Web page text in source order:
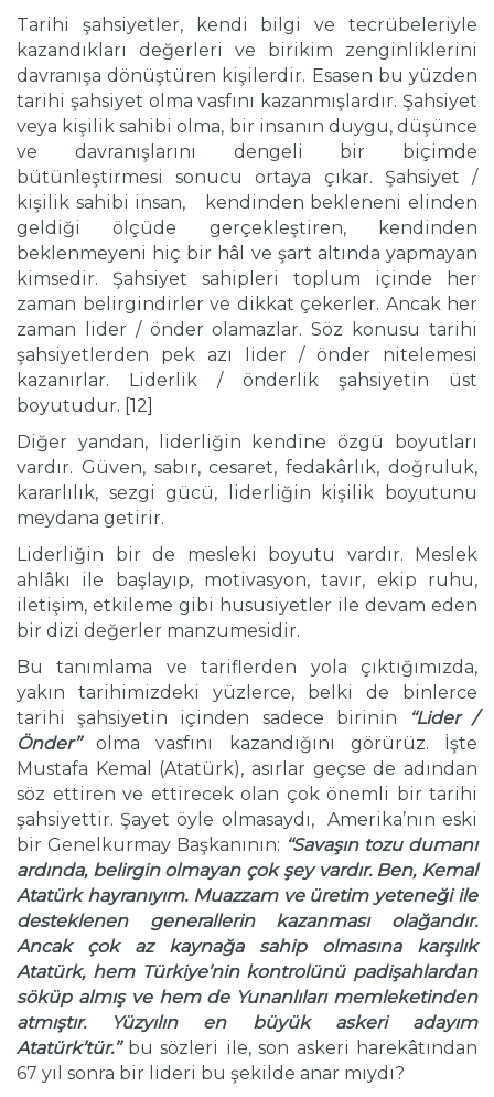
Tarihi şahsiyetler, kendi bilgi ve tecrübeleriyle
kazandıkları değerleri ve birikim zenginliklerini
davranışa dönüştüren kişilerdir. Esasen bu yüzden
tarihi şahsiyet olma vasfını kazanmışlardır. Şahsiyet
veya kişilik sahibi olma, bir insanın duygu, düşünce
ve davranışlarını dengeli bir biçimde
bütünleştirmesi sonucu ortaya çıkar. Şahsiyet /
kişilik sahibi insan, kendinden bekleneni elinden
geldiği ölçüde gerçekleştiren, kendinden
beklenmeyeni hiç bir hâl ve şart altında yapmayan
kimsedir. Şahsiyet sahipleri toplum içinde her
zaman belirgindirler ve dikkat çekerler. Ancak her
zaman lider / önder olamazlar. Söz konusu tarihi
şahsiyetlerden pek azı lider / önder nitelemesi
kazanırlar. Liderlik / önderlik şahsiyetin üst
boyutudur. [12]
Diğer yandan, liderliğin kendine özgü boyutları
vardır. Güven, sabır, cesaret, fedakârlık, doğruluk,
kararlılık, sezgi gücü, liderliğin kişilik boyutunu
meydana getirir.
Liderliğin bir de mesleki boyutu vardır. Meslek
ahlâkı ile başlayıp, motivasyon, tavır, ekip ruhu,
iletişim, etkileme gibi hususiyetler ile devam eden
bir dizi değerler manzumesidir.
Bu tanımlama ve tariflerden yola çıktığımızda,
yakın tarihimizdeki yüzlerce, belki de binlerce
tarihi şahsiyetin içinden sadece birinin
‘‘Lider /
Önder’’olma vasfını kazandığını görürüz. İşte
Mustafa Kemal (Atatürk), asırlar geçse de adından
söz ettiren ve ettirecek olan çok önemli bir tarihi
şahsiyettir. Şayet öyle olmasaydı, Amerika’nın eski
bir Genelkurmay Başkanının: ‘‘Savaşın tozu dumanı
ardında, belirgin olmayan çok şey vardır. Ben, Kemal
Atatürk hayranıyım. Muazzam ve üretim yeteneği ile
desteklenen generallerin kazanması olağandır.
Ancak çok az kaynağa sahip olmasına karşılık
Atatürk, hem Türkiye’nin kontrolünüpadişahlardan
söküp almış ve hem de Yunanlıları memleketinden
atmıştır. Yüzyılın en büyük askeri adayım
Atatürk’tür.’’ bu sözleri ile, son askeri harekâtından
67 yıl sonra bir lideri bu şekilde anar mıydı?